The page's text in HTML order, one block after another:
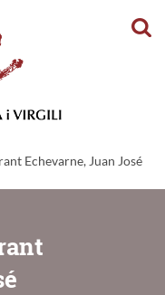
Echevarne, Juan José